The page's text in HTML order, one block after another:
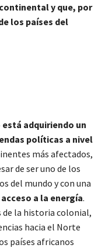
y que, por
los países del
adquiriendo un
políticas a nivel
más afectados,
de ser uno de los
del mundo y con una
a la energía.
de la historia colonial,
hacia el Norte
países africanos